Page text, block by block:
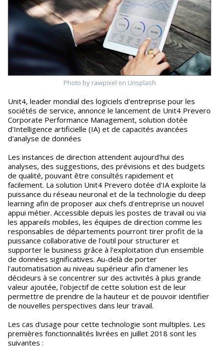
Photo by rawpixel on Unsplash
Unit4, leader mondial des logiciels d'entreprise pour les
sociétés de service, annonce le lancement de Unit4 Prevero
Corporate Performance Management, solution dotée
d'Intelligence artificielle (IA) et de capacités avancées
d'analyse de données
Les instances de direction attendent aujourd'hui des
analyses, des suggestions, des prévisions et des budgets
de qualité, pouvant être consultés rapidement et
facilement. La solution Unit4 Prevero dotée d'IA exploite la
puissance du réseau neuronal et de la technologie du deep
learning afin de proposer aux chefs d'entreprise un nouvel
appui métier. Accessible depuis les postes de travail ou via
les appareils mobiles, les équipes de direction comme les
responsables de départements pourront tirer profit de la
puissance collaborative de l'outil pour structurer et
supporter le business grâce à l'exploitation d'un ensemble
de données significatives. Au-delà de porter
l'automatisation au niveau supérieur afin d'amener les
décideurs à se concentrer sur des activités à plus grande
valeur ajoutée, l'objectif de cette solution est de leur
permettre de prendre de la hauteur et de pouvoir identifier
de nouvelles perspectives dans leur travail.
Les cas d'usage pour cette technologie sont multiples. Les
premières fonctionnalités livrées en juillet 2018 sont les
suivantes :